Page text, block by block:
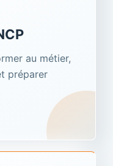
au métier,
préparer